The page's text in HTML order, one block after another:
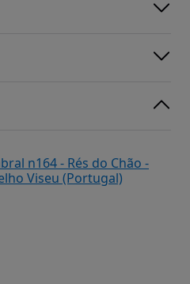
n164 - Rés do Chão -
Viseu (Portugal)